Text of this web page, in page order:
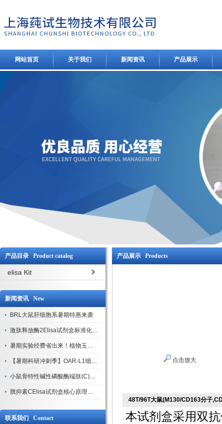
网站首页 关于我们 新闻资讯 产品展示
产品目录 Product catalog
elisa Kit
新闻资讯 New
BRL大鼠肝细胞系暑期特惠来袭
激肽释放酶2Elisa试剂盒标准化实验操作与质控体系解析
暑期实验经费省出来！植物玉米索核苷（ZR ）elisa酶联免疫试剂盒
【暑期科研冲刺季】OAR-L1细胞专用培养基特惠，助力实验高效突破
小鼠骨特性碱性磷酸酶端肽(C)elisa试剂盒大促，骨科研人速囤
胱抑素CElisa试剂盒核心原理、产品特性与全流程操作规范详解
联系我们 Contact
产品展示 Products
点击放大
48T/96T大鼠(M130/CD163分子
本试剂盒采用双